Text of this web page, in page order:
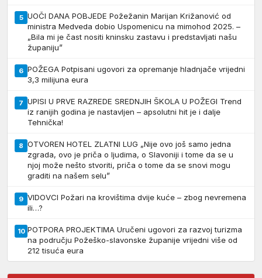
5 UOČI DANA POBJEDE Požežanin Marijan Križanović od
ministra Medveda dobio Uspomenicu na mimohod 2025. –
„Bila mi je čast nositi kninsku zastavu i predstavljati našu
županiju”
6 POŽEGA Potpisani ugovori za opremanje hladnjače vrijedni
3,3 milijuna eura
7 UPISI U PRVE RAZREDE SREDNJIH ŠKOLA U POŽEGI Trend
iz ranijih godina je nastavljen – apsolutni hit je i dalje
Tehnička!
8 OTVOREN HOTEL ZLATNI LUG „Nije ovo još samo jedna
zgrada, ovo je priča o ljudima, o Slavoniji i tome da se u
njoj može nešto stvoriti, priča o tome da se snovi mogu
graditi na našem selu”
9 VIDOVCI Požari na krovištima dvije kuće – zbog nevremena
ili…?
10 POTPORA PROJEKTIMA Uručeni ugovori za razvoj turizma
na području Požeško-slavonske županije vrijedni više od
212 tisuća eura